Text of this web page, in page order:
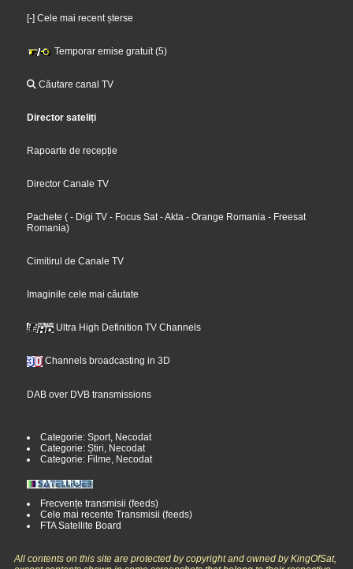
[-] Cele mai recent șterse
Temporar emise gratuit (5)
Căutare canal TV
Director sateliți
Rapoarte de recepție
Director Canale TV
Pachete (- Digi TV - Focus Sat- Akta - Orange Romania - Freesat
Romania)
Cimitirul de Canale TV
Imaginile cele mai căutate
Ultra High Definition TV Channels
Channels broadcasting in 3D
DAB over DVB transmissions
Categorie: Sport, Necodat
Categorie: Știri, Necodat
Categorie: Filme, Necodat
Frecvențe transmisii (feeds)
Cele mai recente Transmisii (feeds)
FTA Satellite Board
All contents on this site are protected by copyright and owned by KingOfSat,